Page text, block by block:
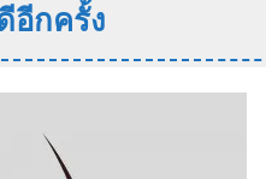
อีกครั้ง